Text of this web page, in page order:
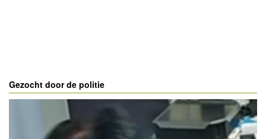
Gezocht door de politie